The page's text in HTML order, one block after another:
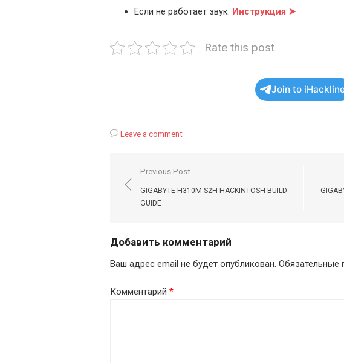
Если не работает звук: Инструкция ➤
Rate this post
Join to
Leave a comment
Навигация
по
записям
Previous Post
GIGABYTE H310M S2H HACKINTOSH BUILD
GUIDE
Добавить комментарий
Ваш адрес email не будет опубликован. Обязательные
Комментарий *